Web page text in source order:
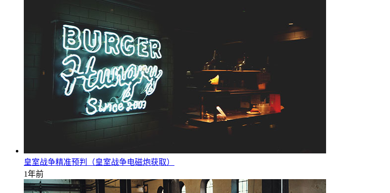
皇室战争精准预判（皇室战争电磁炮获取）
1年前